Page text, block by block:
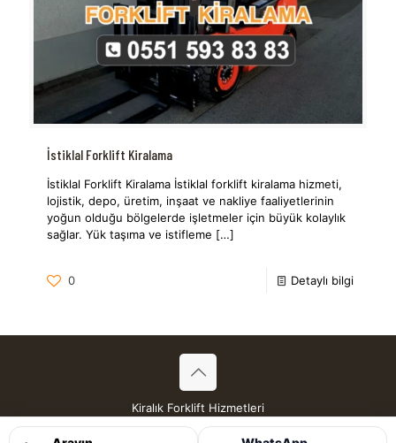
İstiklal Forklift Kiralama
İstiklal Forklift Kiralama İstiklal forklift kiralama hizmeti,
lojistik, depo, üretim, inşaat ve nakliye faaliyetlerinin
yoğun olduğu bölgelerde işletmeler için büyük kolaylık
sağlar. Yük taşıma ve istifleme […]
0 Detaylı bilgi
Kiralık Forklift Hizmetleri
Tüm Hakları Saklıdır © 2026